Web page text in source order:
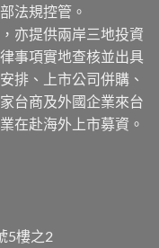
法規控管。
亦提供兩岸三地投資
事項實地查核並出具
排、上市公司併購、
台商及外國企業來台
在赴海外上市募資。
5樓之2